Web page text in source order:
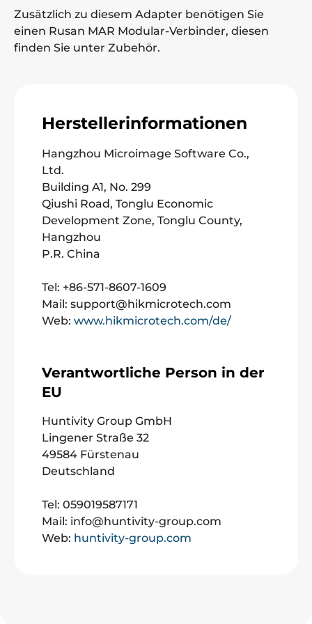
Zusätzlich zu diesem Adapter benötigen Sie
einen Rusan MAR Modular-Verbinder, diesen
finden Sie unter Zubehör.
Herstellerinformationen
Hangzhou Microimage Software Co.,
Ltd.
Building A1, No. 299
Qiushi Road, Tonglu Economic
Development Zone, Tonglu County,
Hangzhou
P.R. China
Tel: +86-571-8607-1609
Mail: support@hikmicrotech.com
Web: www.hikmicrotech.com/de/
Verantwortliche Person in der
EU
Huntivity Group GmbH
Lingener Straße 32
49584 Fürstenau
Deutschland
Tel: 059019587171
Mail: info@huntivity-group.com
Web: huntivity-group.com